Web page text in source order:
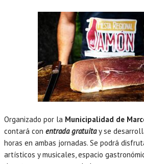
Organizado por la Municipalidad de
contará con entrada gratuita y se
horas en ambas jornadas. Se podrá
artísticos y musicales, espacio